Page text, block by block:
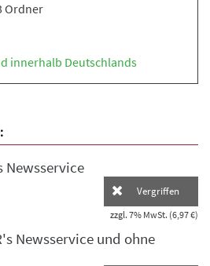
Ordner
innerhalb Deutschlands
Newsservice
Vergriffen
zzgl. 7% MwSt. (6,97 €)
Newsservice und ohne